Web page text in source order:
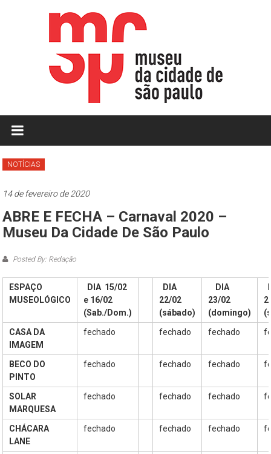
MCSP
Museu
da
Cidade
de
São
Paulo
da
Cidade
de
São
Paulo
complexo
cultural
museológico,
NOTÍCIAS
14 de fevereiro de 2020
ABRE E FECHA – Carnaval 2020 –
Museu Da Cidade De São Paulo
Posted By: Redação
ESPAÇO
MUSEOLÓGICO
DIA 15/02
e 16/02
(Sab./Dom.)
DIA
22/02
(sábado)
DIA
23/02
(domingo)
CASA DA
IMAGEM
fechado fechado fechado
BECO DO
PINTO
fechado fechado fechado
SOLAR
MARQUESA
fechado fechado fechado
CHÁCARA
LANE
fechado fechado fechado